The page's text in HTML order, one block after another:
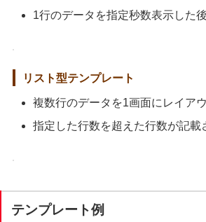
1行のデータを指定秒数表示した
リスト型テンプレート
複数行のデータを1画面にレイア
指定した行数を超えた行数が記
テンプレート例